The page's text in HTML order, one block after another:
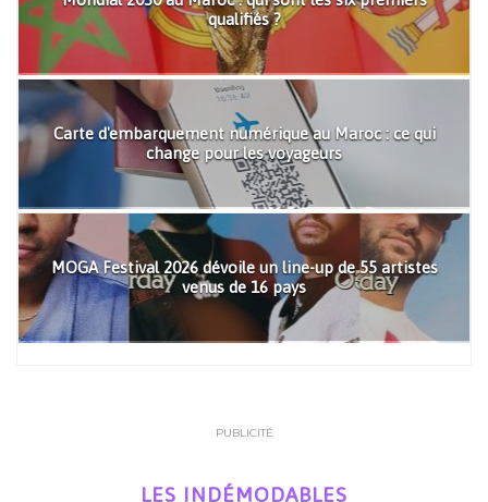
qualifiés ?
Carte d'embarquement numérique au Maroc : ce qui
change pour les voyageurs
MOGA Festival 2026 dévoile un line-up de 55 artistes
venus de 16 pays
PUBLICITÉ
LES INDÉMODABLES